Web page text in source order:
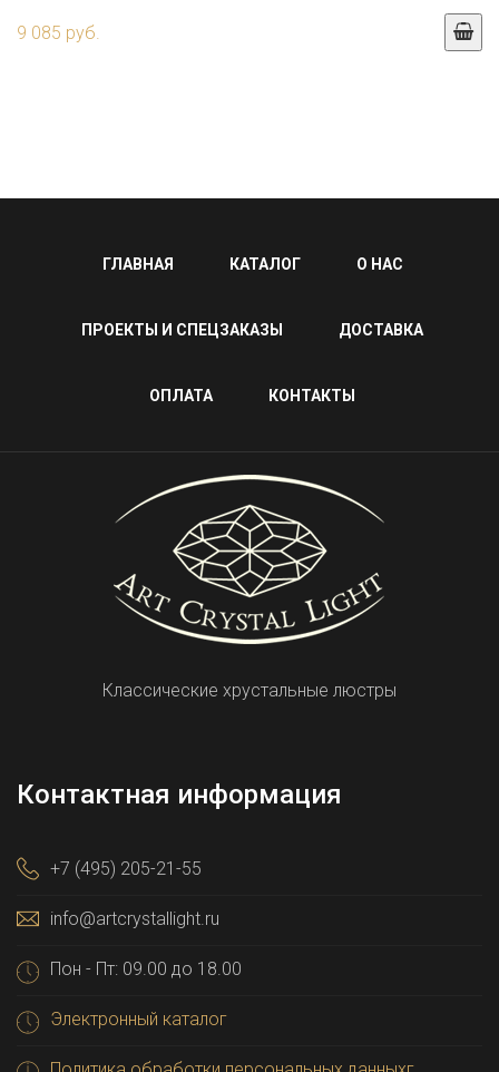
9 085 руб.
ГЛАВНАЯ КАТАЛОГ О НАС
ПРОЕКТЫ И СПЕЦЗАКАЗЫ ДОСТАВКА
ОПЛАТА КОНТАКТЫ
Классические хрустальные люстры
Контактная информация
+7 (495) 205-21-55
info@artcrystallight.ru
Пон - Пт: 09.00 до 18.00
Электронный каталог